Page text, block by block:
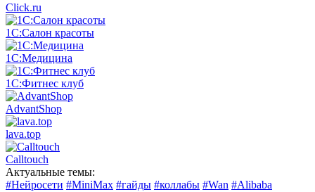
Click.ru
1С:Салон красоты
1С:Медицина
1С:Фитнес клуб
AdvantShop
lava.top
Calltouch
Актуальные темы:
#Нейросети #MiniMax #гайды #коллабы #Wan #Alibaba